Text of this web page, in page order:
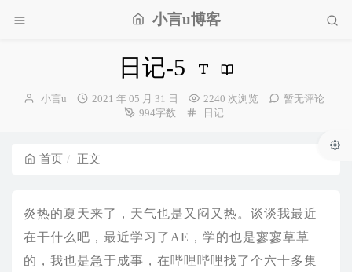
小言u博客
日记-5
博
小言u
发
2021 年 05 月 31 日 2240 次浏览
暂无评论
994字数
分
日记
首页 正文
炎热的夏天来了，天气也是又闷又热。谈谈我最近
在干什么吧，最近学习了AE，学的也是寥寥草草
的，我也是急于成事，在哔哩哔哩找了个六十多集